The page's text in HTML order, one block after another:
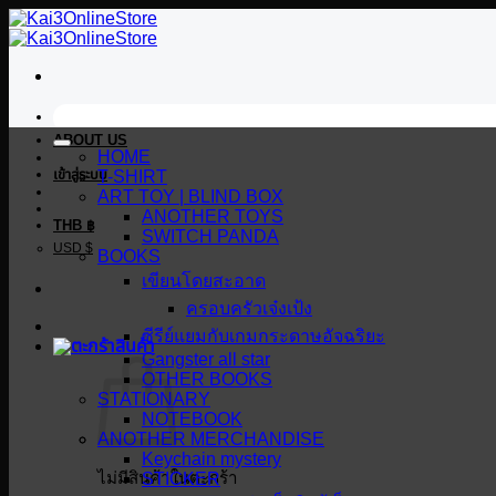
ข้าม
ไป
ABOUT US
เข้าสู่ระบบ
THB ฿
USD $
ไม่มีสินค้าในตะกร้า
HOME
T-SHIRT
ART TOY | BLIND BOX
ANOTHER TOYS
SWITCH PANDA
BOOKS
เขียนโดยสะอาด
ครอบครัวเจ๋งเป้ง
ซีรีย์แยมกับเกมกระดาษอัจฉริยะ
Gangster all star
OTHER BOOKS
STATIONARY
NOTEBOOK
ANOTHER MERCHANDISE
Keychain mystery
STICKER